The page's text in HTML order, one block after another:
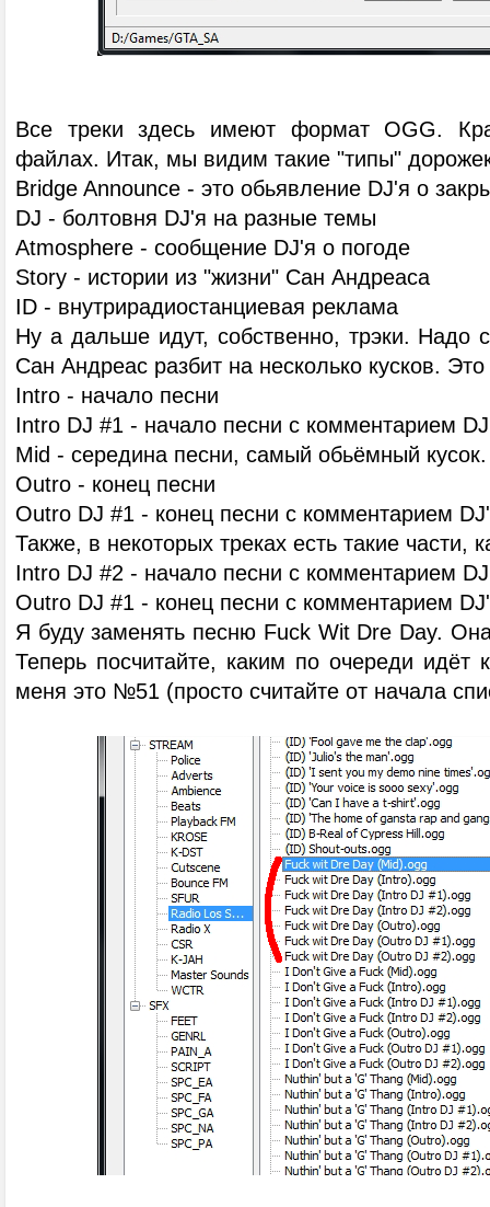
Все треки здесь имеют формат OGG.
файлах. Итак, мы видим такие "типы"
Bridge Announce - это обьявление DJ'я о
DJ - болтовня DJ'я на разные темы
Atmosphere - сообщение DJ'я о погоде
Story - истории из "жизни" Сан Андреаса
ID - внутрирадиостанциевая реклама
Ну а дальше идут, собственно, трэки. Надо
Сан Андреас разбит на несколько кусков. Это
Intro - начало песни
Intro DJ #1 - начало песни с комментарием
Mid - середина песни, самый обьёмный кусок.
Outro - конец песни
Outro DJ #1 - конец песни с комментарием
Также, в некоторых треках есть такие части,
Intro DJ #2 - начало песни с комментарием
Outro DJ #1 - конец песни с комментарием
Я буду заменять песню Fuck Wit Dre Day.
Теперь посчитайте, каким по очереди идёт
меня это №51 (просто считайте от начала